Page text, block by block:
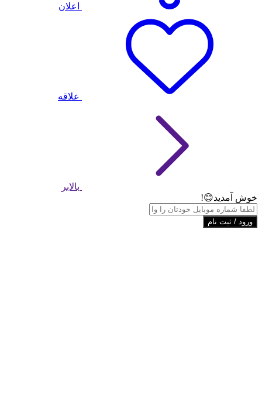
اعلان
علاقه
بالابر
خوش آمدید😊!
ورود / ثبت نام